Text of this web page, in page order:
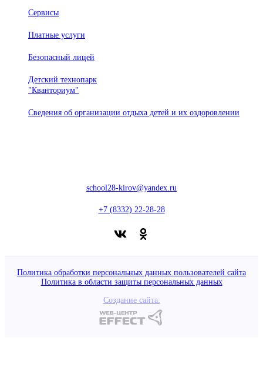
Сервисы
Платные услуги
Безопасный лицей
Детский технопарк
"Кванториум"
Сведения об организации отдыха детей и их оздоровлении
school28-kirov@yandex.ru
+7 (8332) 22-28-28
Политика обработки персональных данных пользователей сайта
Политика в области защиты персональных данных
Создание сайта: